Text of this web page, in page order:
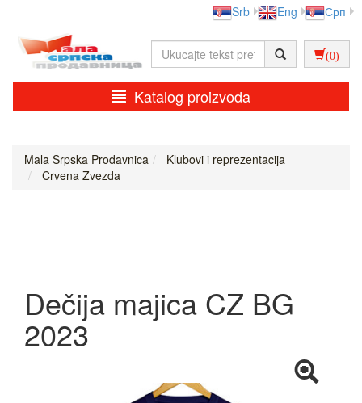
Srb Eng Срп
(0)
Katalog proizvoda
Mala Srpska Prodavnica
Klubovi i reprezentacija
Crvena Zvezda
Dečija majica CZ BG
2023